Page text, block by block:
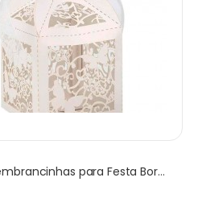
Caixas de Lembrancinhas para Festa Borboleta T03 Branco